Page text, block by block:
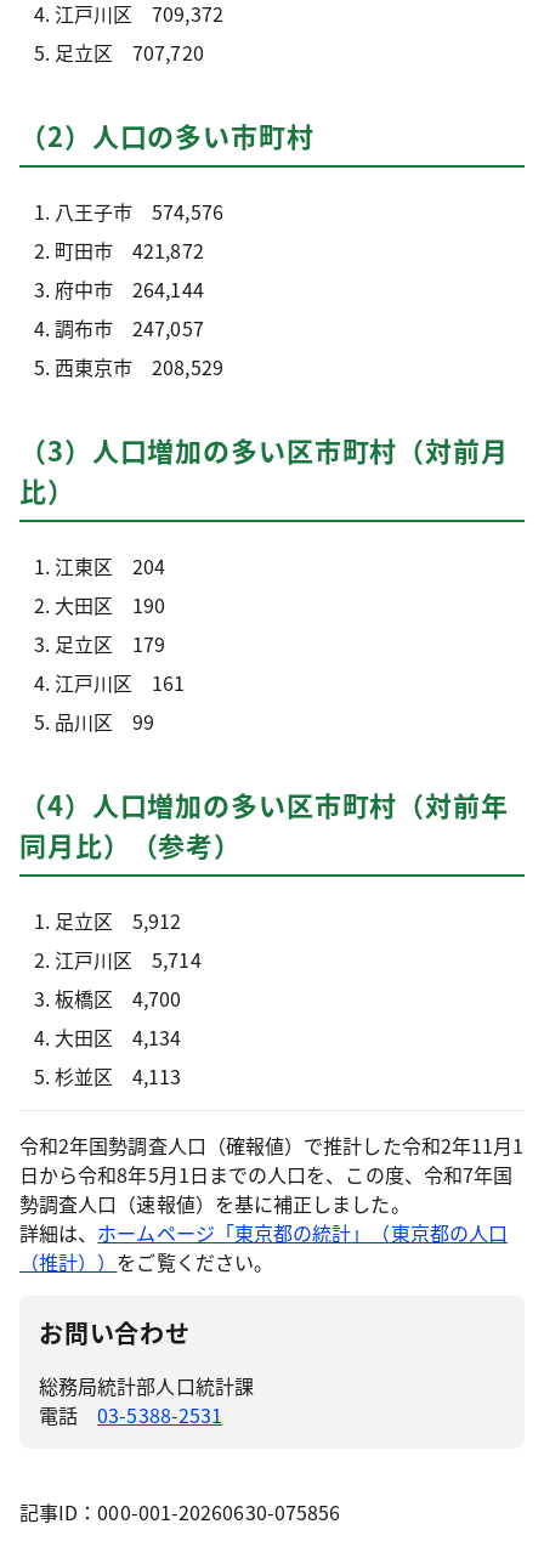
江戸川区 709,372
足立区 707,720
（2）人口の多い市町村
八王子市 574,576
町田市 421,872
府中市 264,144
調布市 247,057
西東京市 208,529
（3）人口増加の多い区市町村（対前月
比）
江東区 204
大田区 190
足立区 179
江戸川区 161
品川区 99
（4）人口増加の多い区市町村（対前年
同月比）（参考）
足立区 5,912
江戸川区 5,714
板橋区 4,700
大田区 4,134
杉並区 4,113
令和2年国勢調査人口（確報値）で推計した令和2年11月1
日から令和8年5月1日までの人口を、この度、令和7年国
勢調査人口（速報値）を基に補正しました。
詳細は、 ホームページ「東京都の統計」（東京都の人口
（推計）） をご覧ください。
お問い合わせ
総務局統計部人口統計課
電話03-5388-2531
記事ID：000-001-20260630-075856